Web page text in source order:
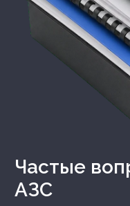
Частые вопросы об охране
АЗС